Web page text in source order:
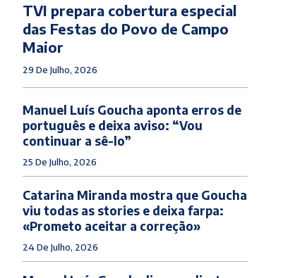
TVI prepara cobertura especial
das Festas do Povo de Campo
Maior
29 De Julho, 2026
Manuel Luís Goucha aponta erros de
português e deixa aviso: “Vou
continuar a sê-lo”
25 De Julho, 2026
Catarina Miranda mostra que Goucha
viu todas as stories e deixa farpa:
«Prometo aceitar a correção»
24 De Julho, 2026